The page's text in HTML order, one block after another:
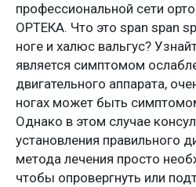
профессиональной сети
ОРТЕКА. Что это span span
ноге и халюс вальгус?
является симптомом
двигательного аппарата,
ногах может быть
Однако в этом случае
установления правильного
метода лечения просто
чтобы опровергнуть или